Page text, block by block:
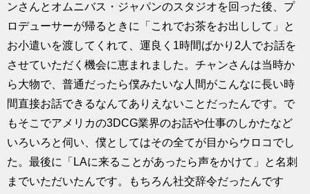
ンさんとオムニバス・ジャパンのスタジオを回った後、プ
ロデューサーが帰るときに「これでお茶をお出しして」と
お小遣いを渡してくれて、運良く1時間ばかり2人でお話を
させていただく機会に恵まれました。チャンさんは当時か
ら大物で、普通だったら僕みたいな人間がこんなに長い時
間直接お話できるなんてありえないことだったんです。で
もそこでアメリカの3DCG業界のお話や仕事のしかたなど
いろいろと伺い、僕としてはその全てが目からウロコでし
た。最後に「LAに来ることがあったら声をかけて」と名刺
までいただいたんです。もちろん社交辞令だったんです